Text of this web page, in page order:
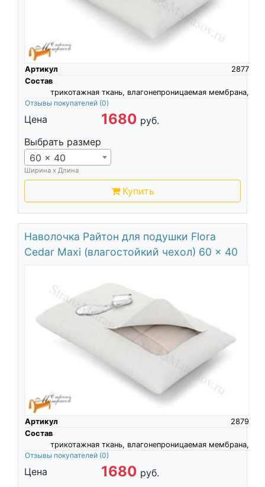
Артикул
2877
Состав
трикотажная ткань, влагонепроницаемая мембрана,
Отзывы покупателей (0)
Цена 1680 руб.
Выбрать размер
60 x 40
Ширина х Длина
Купить
Наволочка Райтон для подушки Flora
Cedar Maxi (влагостойкий чехол) 60 x 40
Артикул
2879
Состав
трикотажная ткань, влагонепроницаемая мембрана,
Отзывы покупателей (0)
Цена 1680 руб.